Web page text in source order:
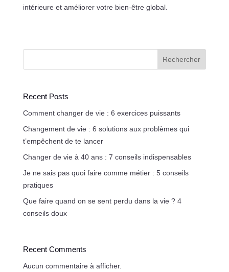
intérieure et améliorer votre bien-être global.
Rechercher
Recent Posts
Comment changer de vie : 6 exercices puissants
Changement de vie : 6 solutions aux problèmes qui
t’empêchent de te lancer
Changer de vie à 40 ans : 7 conseils indispensables
Je ne sais pas quoi faire comme métier : 5 conseils
pratiques
Que faire quand on se sent perdu dans la vie ? 4
conseils doux
Recent Comments
Aucun commentaire à afficher.